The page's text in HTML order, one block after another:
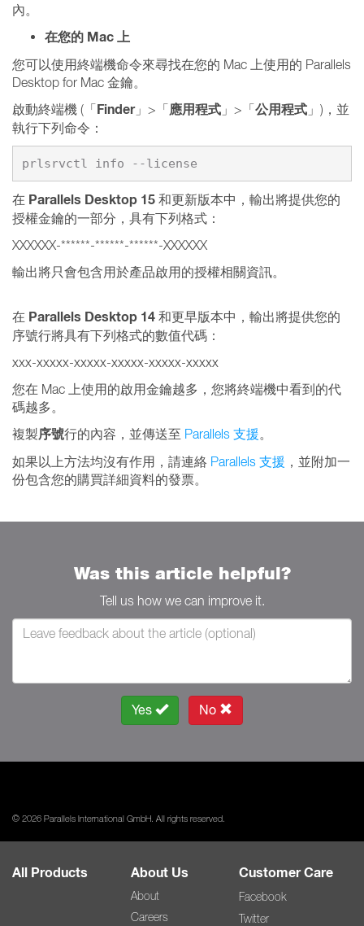
內。
在您的 Mac 上
您可以使用終端機命令來尋找在您的 Mac 上使用的 Parallels
Desktop for Mac 金鑰。
啟動終端機 (「Finder」>「應用程式 」>「公用程式 」)，並
執行下列命令：
prlsrvctl info --license
在 Parallels Desktop 15 和更新版本中，輸出將提供您的
授權金鑰的一部分，具有下列格式：
XXXXXX-******-******-******-XXXXXX
輸出將只會包含用於產品啟用的授權相關資訊。
在 Parallels Desktop 14 和更早版本中，輸出將提供您的
序號行將具有下列格式的數值代碼：
xxx-xxxxx-xxxxx-xxxxx-xxxxx-xxxxx
您在 Mac 上使用的啟用金鑰越多，您將終端機中看到的代
碼越多。
複製序號行的內容，並傳送至 Parallels 支援。
如果以上方法均沒有作用，請連絡 Parallels 支援 ，並附加一
份包含您的購買詳細資料的發票。
Was this article helpful?
Tell us how we can improve it.
Yes No
© 2026 Parallels International GmbH. All rights reserved.
All Products About Us
About
Careers
Customer Care
Facebook
Twitter